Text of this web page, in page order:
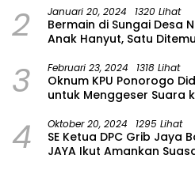
2 Januari 20, 2024 1320 Lihat
Bermain di Sungai Desa
Anak Hanyut, Satu
3 Februari 23, 2024 1318 Lihat
Oknum KPU Ponorogo
untuk Menggeser Suara
4 Oktober 20, 2024 1295 Lihat
SE Ketua DPC Grib Jaya
JAYA Ikut Amankan